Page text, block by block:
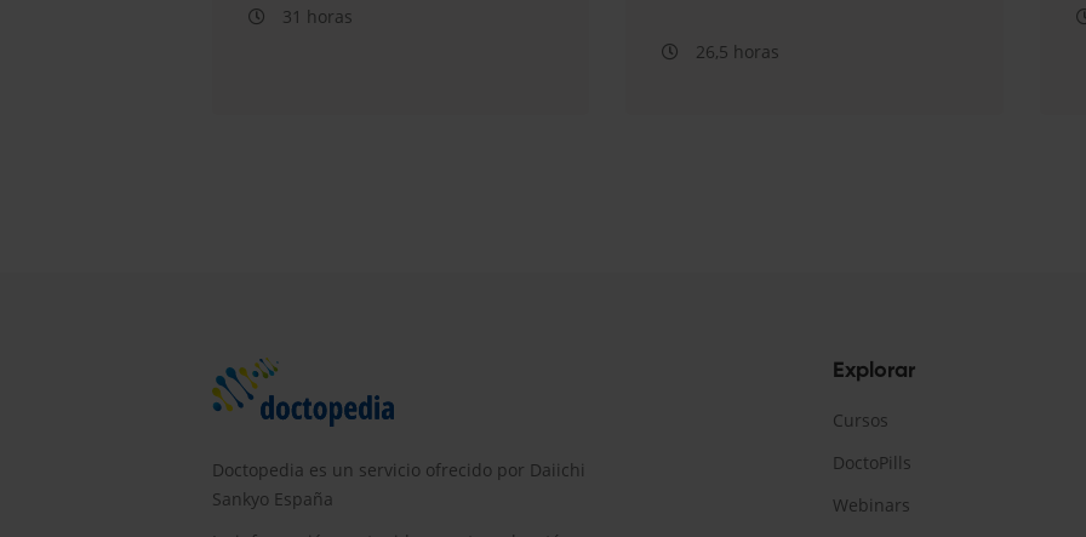
31 horas
26,5 horas
Doctopedia es un servicio ofrecido por Daiichi
Sankyo España
Explorar
Cursos
DoctoPills
Webinars